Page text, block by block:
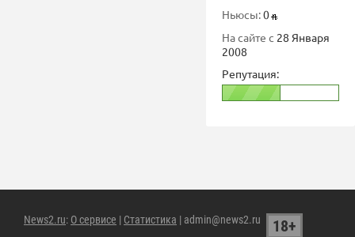
Ньюсы:0
На сайте с 28 Января
2008
Репутация:
News2.ru: О сервисе | Статистика | admin@news2.ru 18+